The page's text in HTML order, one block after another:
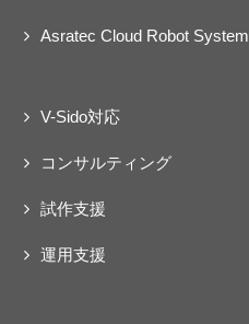
Asratec Cloud Robot System
V-Sido対応
コンサルティング
試作支援
運用支援